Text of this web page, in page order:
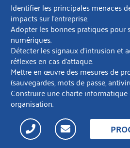
Identifier les principales menaces
impacts sur l’entreprise.
Adopter les bonnes pratiques pour
numériques.
Détecter les signaux d’intrusion et
réflexes en cas d’attaque.
Mettre en œuvre des mesures de
(sauvegardes, mots de passe,
Construire une charte informatique
organisation.